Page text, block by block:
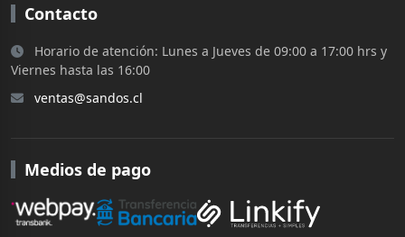
Contacto
Horario de atención: Lunes a Jueves de 09:00 a 17:00 hrs y
Viernes hasta las 16:00
ventas@sandos.cl
Medios de pago